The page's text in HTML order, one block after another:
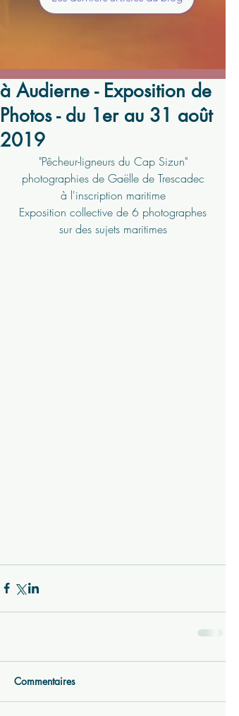
à Audierne - Exposition de
Photos - du 1er au 31 août
2019
"Pêcheur-ligneurs du Cap Sizun"
photographies de Gaëlle de Trescadec
à l'inscription maritime
Exposition collective de 6 photographes
sur des sujets maritimes
Commentaires